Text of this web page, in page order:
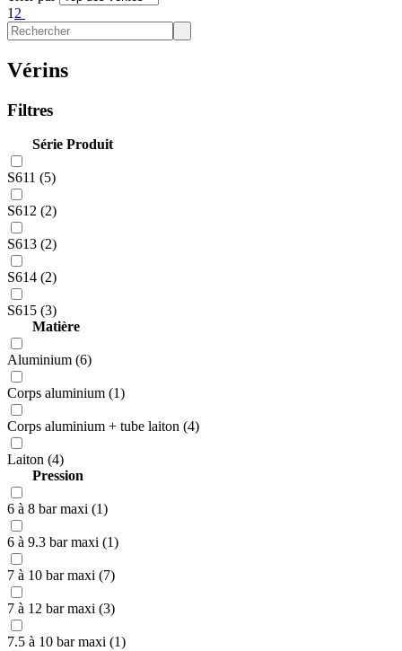
1 2
Vérins
Filtres
Série Produit
S611 (5)
S612 (2)
S613 (2)
S614 (2)
S615 (3)
Matière
Aluminium (6)
Corps aluminium (1)
Corps aluminium + tube laiton (4)
Laiton (4)
Pression
6 à 8 bar maxi (1)
6 à 9.3 bar maxi (1)
7 à 10 bar maxi (7)
7 à 12 bar maxi (3)
7.5 à 10 bar maxi (1)